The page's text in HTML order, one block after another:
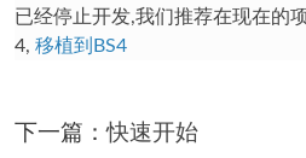
已经停止开发,我们推荐在现在的
4, 移植到BS4
下一篇：快速开始